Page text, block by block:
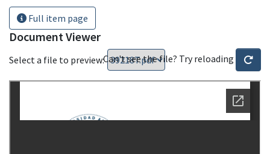
Full item page
Document Viewer
Select a file to preview:Can't see the file? Try reloading